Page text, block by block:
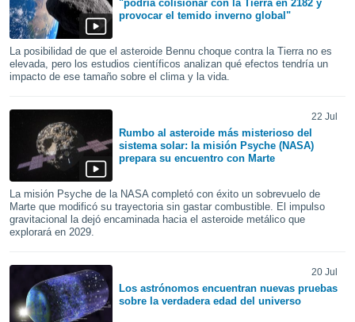
digital
basada
permite
seguir
contenido
coste.
botón
a la
todas
ya sean
nuestros
nos
ACEPTAR
CONTINUAR
CONFIGURACIÓN
"podría colisionar con la Tierra en 2182 y
provocar el temido inverno global"
La posibilidad de que el asteroide Bennu choque contra la Tierra no es
elevada, pero los estudios científicos analizan qué efectos tendría un
impacto de ese tamaño sobre el clima y la vida.
22 Jul
Rumbo al asteroide más misterioso del
sistema solar: la misión Psyche (NASA)
prepara su encuentro con Marte
La misión Psyche de la NASA completó con éxito un sobrevuelo de
Marte que modificó su trayectoria sin gastar combustible. El impulso
gravitacional la dejó encaminada hacia el asteroide metálico que
explorará en 2029.
20 Jul
Los astrónomos encuentran nuevas pruebas
sobre la verdadera edad del universo